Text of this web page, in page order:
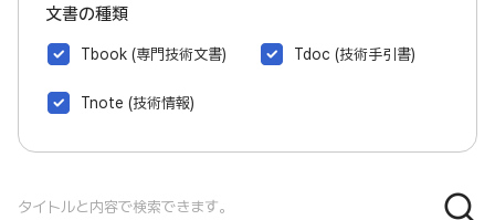
文書の種類
Tbook (専門技術文書) Tdoc (技術手引書)
Tnote (技術情報)